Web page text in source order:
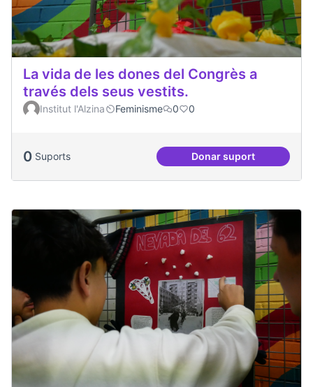
La vida de les dones del Congrès a
través dels seus vestits.
Institut l'Alzina Feminisme 0 0
0 Suports Donar suportLa vida de les